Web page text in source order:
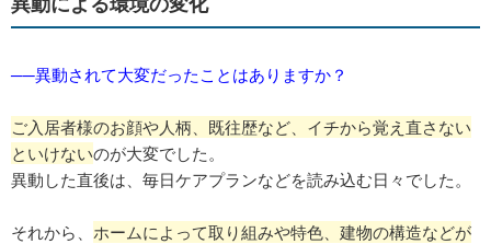
──異動されて大変だったことはありますか？
ご入居者様のお顔や人柄、既往歴など、イチから覚え直さない
といけないのが大変でした。
異動した直後は、毎日ケアプランなどを読み込む日々でした。
それから、 ホームによって取り組みや特色、建物の構造などが